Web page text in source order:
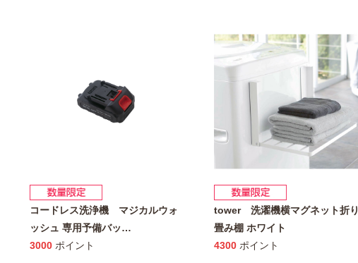
コードレス洗浄機 マジカルウォ
ッシュ 専用予備バッ…
3000 ポイント
tower 洗濯機横マグネット折り
畳み棚 ホワイト
4300 ポイント